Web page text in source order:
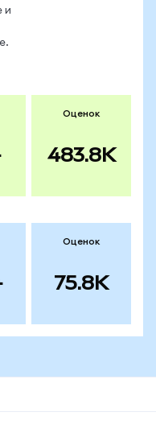
и
Оценок
483.8K
Оценок
75.8K